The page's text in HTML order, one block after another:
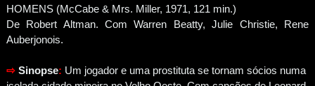
HOMENS (McCabe & Mrs. Miller, 1971, 121 min.)
De Robert Altman. Com Warren Beatty, Julie Christie, Rene
Auberjonois.
⇨ Sinopse: Um jogador e uma prostituta se tornam sócios numa